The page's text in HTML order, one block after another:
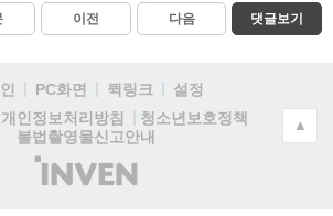
이전 다음 댓글보기
PC화면 퀵링크
설정
개인정보처리방침
청소년보호정책
불법촬영물신고안내
(주)
인
▲